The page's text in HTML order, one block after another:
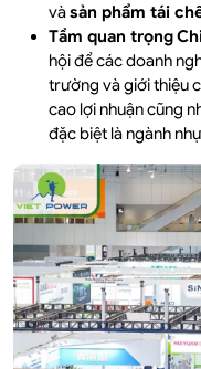
vàsản phẩm tái
Tầm quan trọng
hội để các doanh
trường và giới thiệu
cao lợi nhuận cũng
đặc biệt là ngành